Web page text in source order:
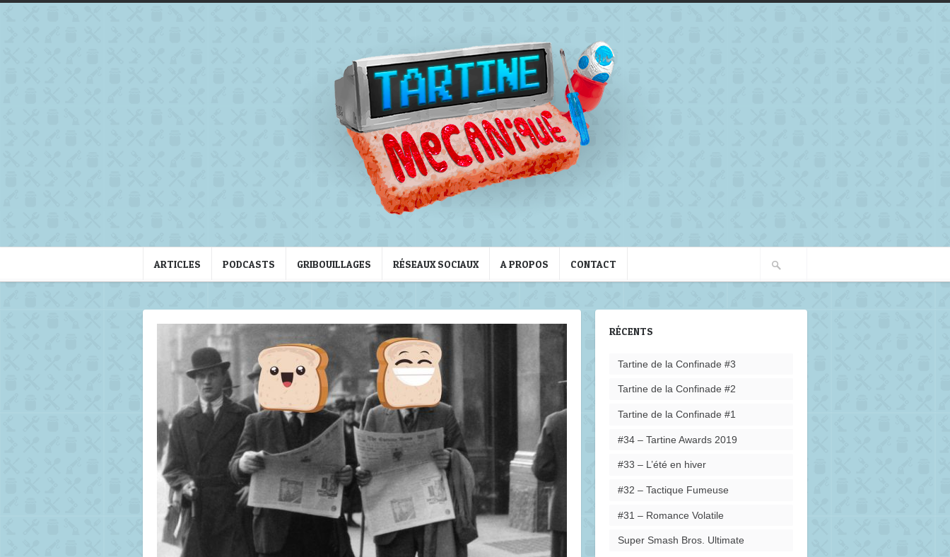
ARTICLES PODCASTS GRIBOUILLAGES RÉSEAUX SOCIAUX A PROPOS CONTACT
RÉCENTS
Tartine de la Confinade #3
Tartine de la Confinade #2
Tartine de la Confinade #1
#34 – Tartine Awards 2019
#33 – L’été en hiver
#32 – Tactique Fumeuse
#31 – Romance Volatile
Super Smash Bros. Ultimate